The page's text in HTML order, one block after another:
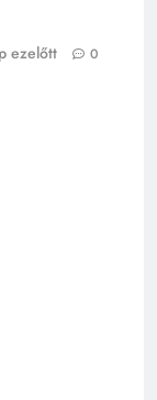
ezelőtt 0